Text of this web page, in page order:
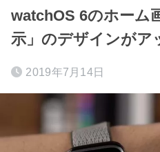
watchOS 6のホーム
示」のデザインがア
2019年7月14日